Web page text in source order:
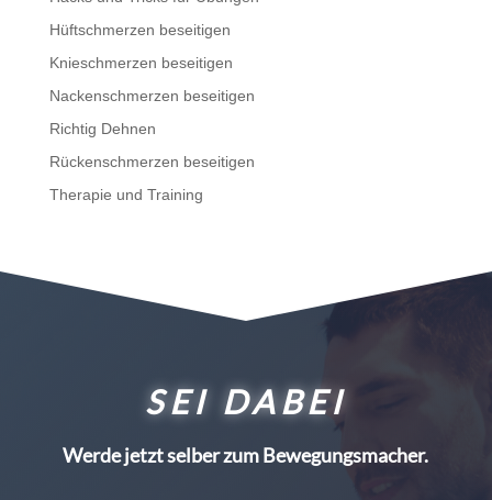
Hüftschmerzen beseitigen
Knieschmerzen beseitigen
Nackenschmerzen beseitigen
Richtig Dehnen
Rückenschmerzen beseitigen
Therapie und Training
SEI DABEI
Werde jetzt selber zum Bewegungsmacher.